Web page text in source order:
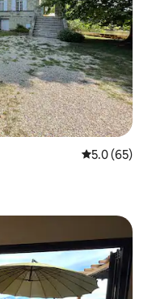
คะแนนเฉลี่ย
5.0 (65)